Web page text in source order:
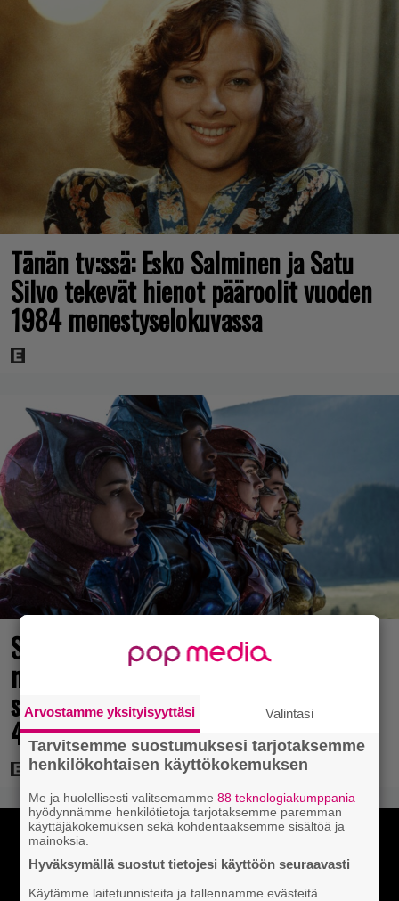
Tänän tv:ssä: Esko Salminen ja Satu
Silvo tekevät hienot pääroolit vuoden
1984 menestyselokuvassa
Scifihetki: Ilmaiskatselussa 100
miljoonan dollarin
supersankarielokuva – sai Suomessa
4017 katsojaa
Arvostamme yksityisyyttäsi Valintasi
Tarvitsemme suostumuksesi tarjotaksemme
henkilökohtaisen käyttökokemuksen
Me ja huolellisesti valitsemamme88 teknologiakumppania
hyödynnämme henkilötietoja tarjotaksemme paremman
käyttäjäkokemuksen sekä kohdentaaksemme sisältöä ja
mainoksia.
Hyväksymällä suostut tietojesi käyttöön seuraavasti
Käytämme laitetunnisteita ja tallennamme evästeitä